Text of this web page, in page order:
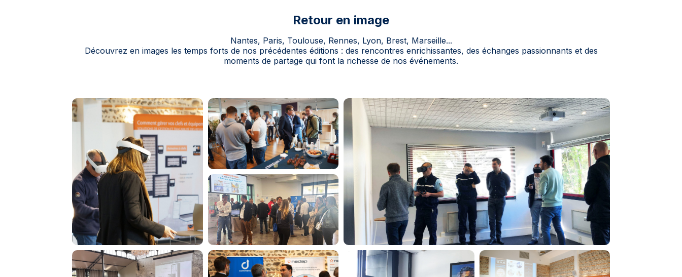
Retour en image
Nantes, Paris, Toulouse, Rennes, Lyon, Brest, Marseille...
Découvrez en images les temps forts de nos précédentes éditions : des rencontres enrichissantes, des échanges passionnants et des
moments de partage qui font la richesse de nos événements.